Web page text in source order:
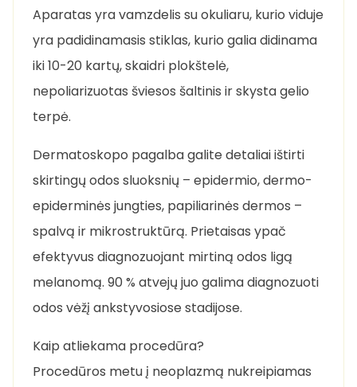
Aparatas yra vamzdelis su okuliaru, kurio viduje
yra padidinamasis stiklas, kurio galia didinama
iki 10-20 kartų, skaidri plokštelė,
nepoliarizuotas šviesos šaltinis ir skysta gelio
terpė.
Dermatoskopo pagalba galite detaliai ištirti
skirtingų odos sluoksnių – epidermio, dermo-
epiderminės jungties, papiliarinės dermos –
spalvą ir mikrostruktūrą. Prietaisas ypač
efektyvus diagnozuojant mirtiną odos ligą
melanomą. 90 % atvejų juo galima diagnozuoti
odos vėžį ankstyvosiose stadijose.
Kaip atliekama procedūra?
Procedūros metu į neoplazmą nukreipiamas